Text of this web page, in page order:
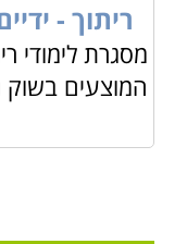
ריתוך -
מסגרת לימודי
המוצעים בשוק